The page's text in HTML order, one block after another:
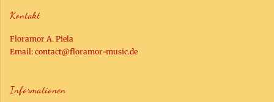
Kontakt
Floramor A. Piela
Email: contact@floramor-music.de
Informationen